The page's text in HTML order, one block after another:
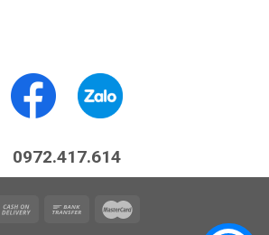
0972.417.614